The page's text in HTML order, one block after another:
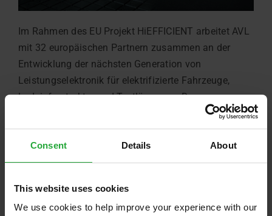
Consent Details About
This website uses cookies
We use cookies to help improve your experience with our
Im Rahmen des EU Projekt HiEFFICIENT arbeitet AVL
mit 32 europäischen Partnern zusammen an der
Entwicklung der nächsten Generation von
Leistungselektronik für elektrifizierte Fahrzeuge,
Ladeinfrastruktur und Testlösungen. Der
Leistungselektronik für alle Arten von
Elektrifizierungsprüfständen und den neuesten
Stromrichtertechnologien für elektrifizierte